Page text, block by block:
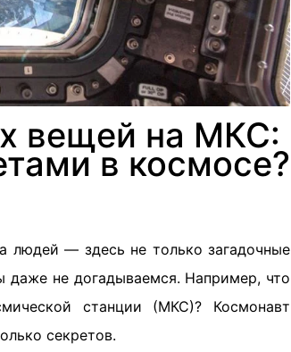
вещей на МКС:
в космосе?
людей — здесь не только загадочные
не догадываемся. Например, что
станции (МКС)? Космонавт
секретов.